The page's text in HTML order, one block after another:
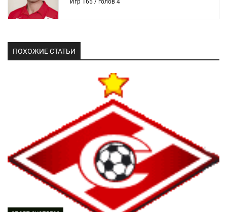
Игр 165 / голов 4
ПОХОЖИЕ СТАТЬИ